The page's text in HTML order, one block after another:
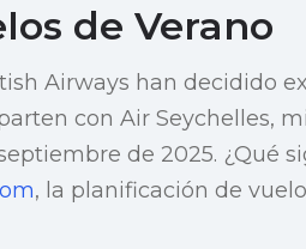
de Verano
Airways han decidido
con Air Seychelles,
de 2025. ¿Qué
, la planificación de